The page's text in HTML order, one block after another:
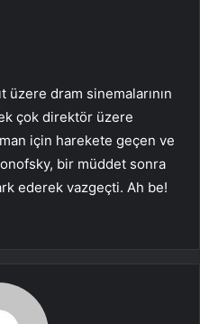
üzere dram sinemalarının
çok direktör üzere
için harekete geçen ve
bir müddet sonra
ederek vazgeçti. Ah be!